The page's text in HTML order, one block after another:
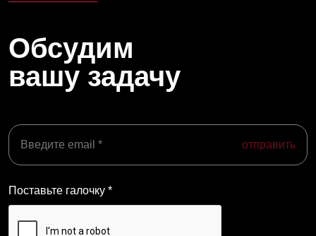
Обсудим
вашу задачу
отправить
Поставьте галочку *